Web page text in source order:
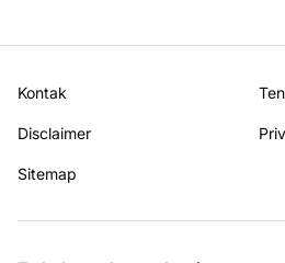
Kontak
Disclaimer
Sitemap